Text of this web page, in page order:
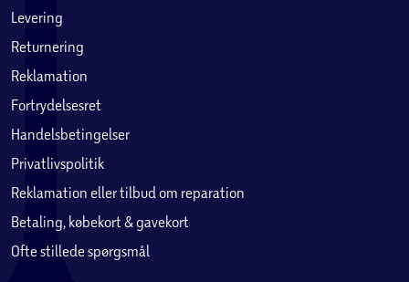
Levering
Returnering
Reklamation
Fortrydelsesret
Handelsbetingelser
Privatlivspolitik
Reklamation eller tilbud om reparation
Betaling, købekort & gavekort
Ofte stillede spørgsmål